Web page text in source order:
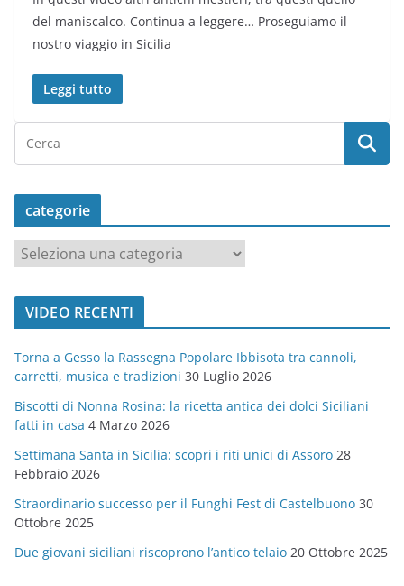
del maniscalco. Continua a leggere… Proseguiamo il
nostro viaggio in Sicilia
Leggi tutto
categorie
a
t
o
r
i
e
VIDEO RECENTI
Torna a Gesso la Rassegna Popolare Ibbisota tra cannoli,
carretti, musica e tradizioni 30 Luglio 2026
Biscotti di Nonna Rosina: la ricetta antica dei dolci Siciliani
fatti in casa 4 Marzo 2026
Settimana Santa in Sicilia: scopri i riti unici di Assoro 28
Febbraio 2026
Straordinario successo per il Funghi Fest di Castelbuono 30
Ottobre 2025
Due giovani siciliani riscoprono l’antico telaio 20 Ottobre 2025